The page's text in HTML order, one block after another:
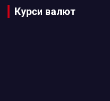
Курси валют